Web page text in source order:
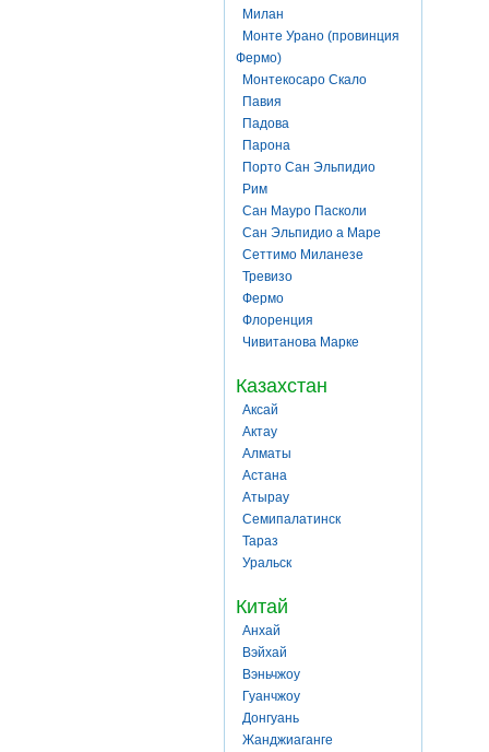
Милан
Монте Урано (провинция
Фермо)
Монтекосаро Скало
Павия
Падова
Парона
Порто Сан Эльпидио
Рим
Сан Мауро Пасколи
Сан Эльпидио а Маре
Сеттимо Миланезе
Тревизо
Фермо
Флоренция
Чивитанова Марке
Казахстан
Аксай
Актау
Алматы
Астана
Атырау
Семипалатинск
Тараз
Уральск
Китай
Анхай
Вэйхай
Вэньчжоу
Гуанчжоу
Донгуань
Жанджиаганге